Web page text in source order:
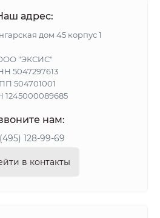
адрес:
дом 45 корпус 1
"ЭКСИС"
5047297613
504701001
1245000089685
нам:
128-99-69
в контакты